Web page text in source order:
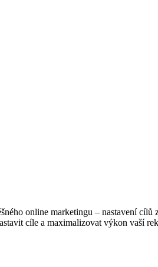
online marketingu – nastavení
cíle a maximalizovat výkon vaší